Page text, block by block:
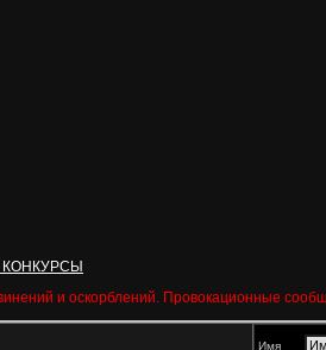
и оскорблений. Провокационные
Имя